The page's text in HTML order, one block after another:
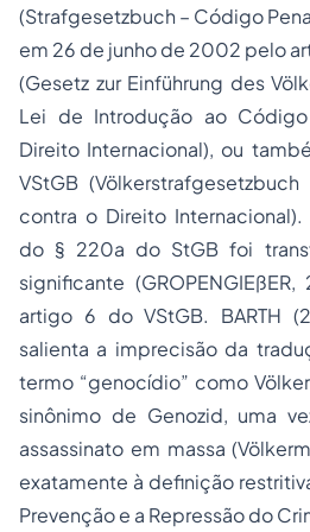
(Strafgesetzbuch – Código
em 26 de junho de 2002 pelo
(Gesetz zur Einführung des
Lei de Introdução ao
Direito Internacional), ou
VStGB (Völkerstrafgesetzbuch
contra o Direito
do § 220a do StGB foi
significante
artigo 6 do VStGB. BARTH
salienta a imprecisão da
termo “genocídio” como
sinônimo de Genozid, uma
assassinato em massa (
exatamente à definição
Prevenção e a Repressão do